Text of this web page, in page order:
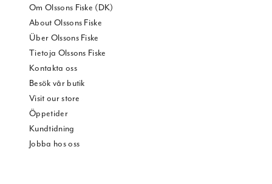
Om Olssons Fiske (DK)
About Olssons Fiske
Über Olssons Fiske
Tietoja Olssons Fiske
Kontakta oss
Besök vår butik
Visit our store
Öppetider
Kundtidning
Jobba hos oss